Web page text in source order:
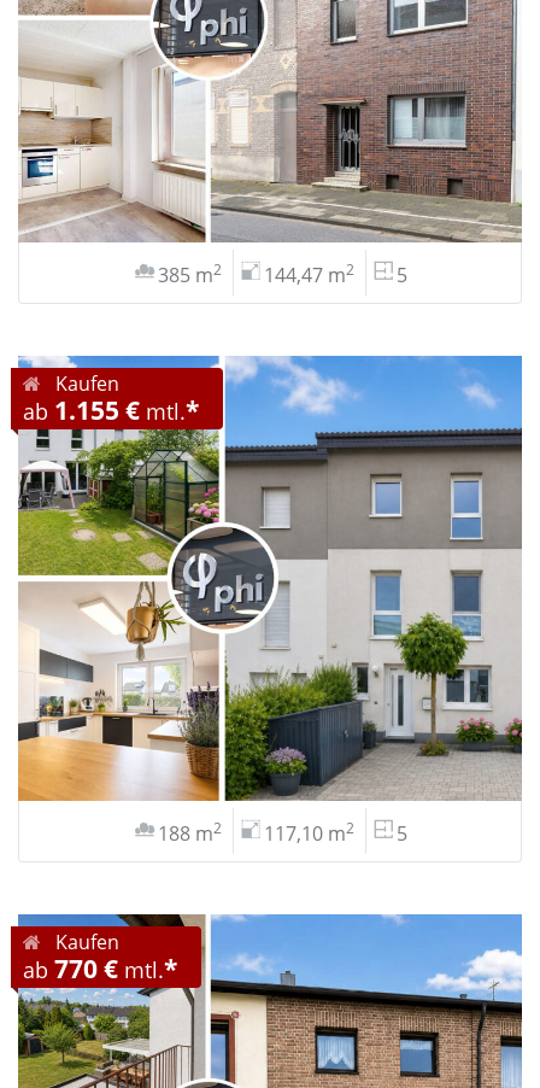
385 m2 144,47 m2 5
Kaufen
ab 1.155 € mtl.*
188 m2 117,10 m2 5
Kaufen
ab 770 € mtl.*